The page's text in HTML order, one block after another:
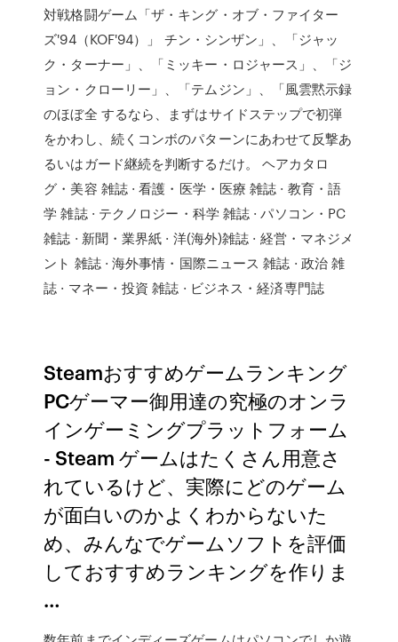
対戦格闘ゲーム「ザ・キング・オブ・ファイター
ズ'94（KOF'94）」 チン・シンザン」、「ジャッ
ク・ターナー」、「ミッキー・ロジャース」、「ジ
ョン・クローリー」、「テムジン」、「風雲黙示録
のほぼ全 するなら、まずはサイドステップで初弾
をかわし、続くコンボのパターンにあわせて反撃あ
るいはガード継続を判断するだけ。 ヘアカタロ
グ・美容 雑誌 · 看護・医学・医療 雑誌 · 教育・語
学 雑誌 · テクノロジー・科学 雑誌 · パソコン・PC
雑誌 · 新聞・業界紙 · 洋(海外)雑誌 · 経営・マネジメ
ント 雑誌 · 海外事情・国際ニュース 雑誌 · 政治 雑
誌 · マネー・投資 雑誌 · ビジネス・経済専門誌
Steamおすすめゲームランキング
PCゲーマー御用達の究極のオンラ
インゲーミングプラットフォーム
- Steam ゲームはたくさん用意さ
れているけど、実際にどのゲーム
が面白いのかよくわからないた
め、みんなでゲームソフトを評価
しておすすめランキングを作りま
…